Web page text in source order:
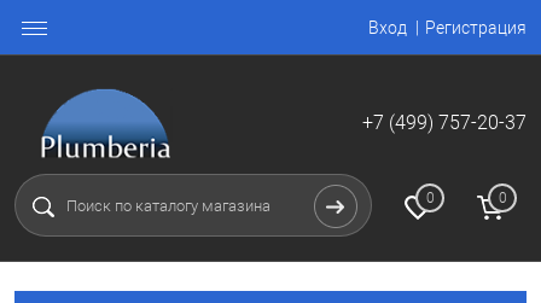
Вход Регистрация
+7 (499) 757-20-37
0 0